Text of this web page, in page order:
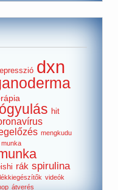
dxn
hit
mengkudu
munka
rák spirulina
videók
átverés